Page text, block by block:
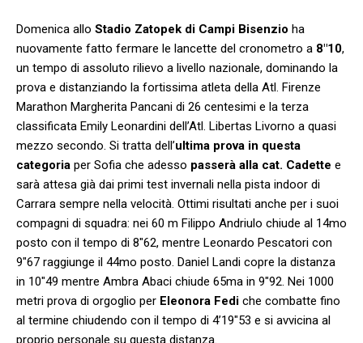
Domenica allo Stadio Zatopek di Campi Bisenzio ha
nuovamente fatto fermare le lancette del cronometro a 8″10,
un tempo di assoluto rilievo a livello nazionale, dominando la
prova e distanziando la fortissima atleta della Atl. Firenze
Marathon Margherita Pancani di 26 centesimi e la terza
classificata Emily Leonardini dell’Atl. Libertas Livorno a quasi
mezzo secondo. Si tratta dell’ultima prova in questa
categoria per Sofia che adesso passerà alla cat. Cadette e
sarà attesa già dai primi test invernali nella pista indoor di
Carrara sempre nella velocità. Ottimi risultati anche per i suoi
compagni di squadra: nei 60 m Filippo Andriulo chiude al 14mo
posto con il tempo di 8″62, mentre Leonardo Pescatori con
9″67 raggiunge il 44mo posto. Daniel Landi copre la distanza
in 10″49 mentre Ambra Abaci chiude 65ma in 9″92. Nei 1000
metri prova di orgoglio per Eleonora Fedi che combatte fino
al termine chiudendo con il tempo di 4’19″53 e si avvicina al
proprio personale su questa distanza.